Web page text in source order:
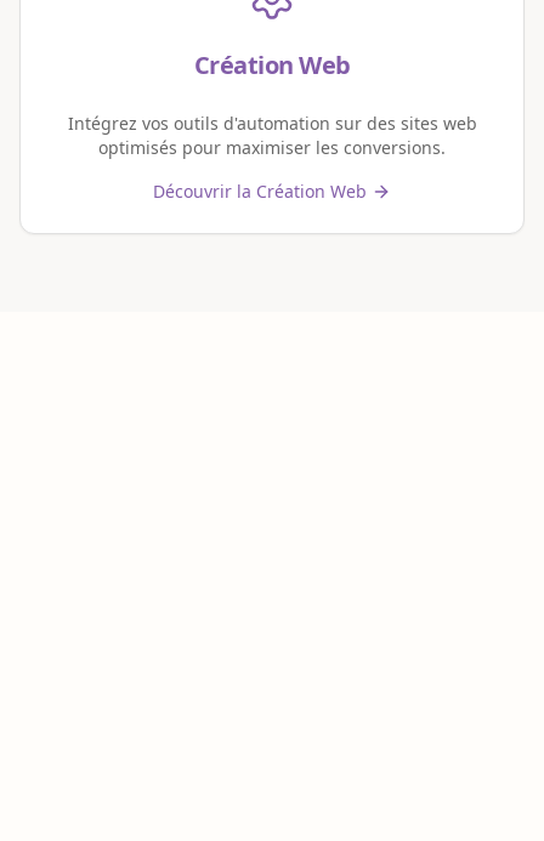
Création Web
Intégrez vos outils d'automation sur des sites web
optimisés pour maximiser les conversions.
Découvrir la Création Web